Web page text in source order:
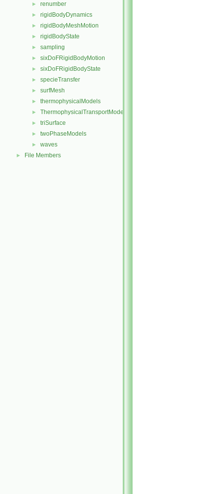
► renumber
► rigidBodyDynamics
► rigidBodyMeshMotion
► rigidBodyState
► sampling
► sixDoFRigidBodyMotion
► sixDoFRigidBodyState
► specieTransfer
► surfMesh
► thermophysicalModels
► ThermophysicalTransportModels
► triSurface
► twoPhaseModels
► waves
► File Members